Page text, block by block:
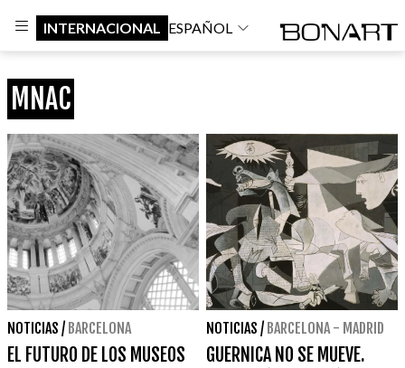
INTERNACIONAL ESPAÑOL
MNAC
NOTICIAS / BARCELONA
EL FUTURO DE LOS MUSEOS
NOTICIAS / BARCELONA - MADRID
GUERNICA NO SE MUEVE.